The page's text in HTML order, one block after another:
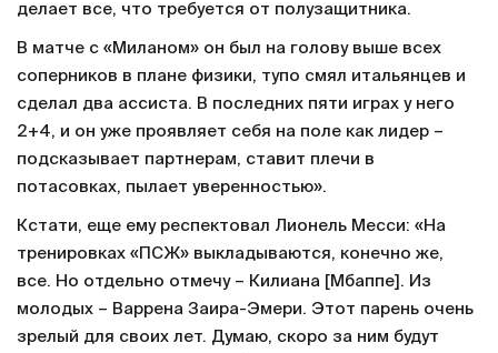
делает все, что требуется от полузащитника.
В матче с «Миланом» он был на голову выше всех
соперников в плане физики, тупо смял итальянцев и
сделал два ассиста. В последних пяти играх у него
2+4, и он уже проявляет себя на поле как лидер –
подсказывает партнерам, ставит плечи в
потасовках, пылает уверенностью».
Кстати, еще ему респектовал Лионель Месси: «На
тренировках «ПСЖ» выкладываются, конечно же,
все. Но отдельно отмечу – Килиана [Мбаппе]. Из
молодых – Варрена Заира-Эмери. Этот парень очень
зрелый для своих лет. Думаю, скоро за ним будут